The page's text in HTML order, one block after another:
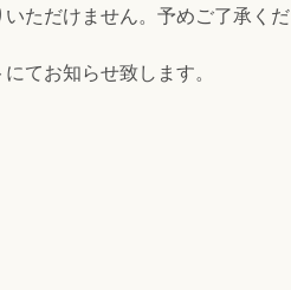
ただけません。予めご了承くだ
てお知らせ致します。